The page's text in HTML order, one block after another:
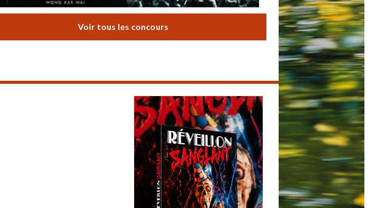
Voir tous les concours